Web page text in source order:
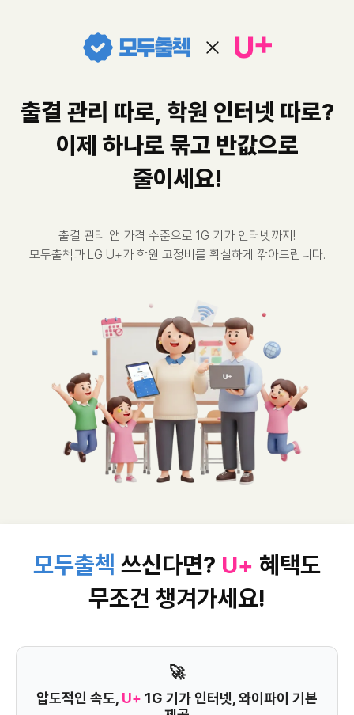
출결 관리 따로, 학원 인터넷 따로?
이제 하나로 묶고 반값으로
줄이세요!
출결 관리 앱 가격 수준으로 1G 기가 인터넷까지!
모두출첵과 LG U+가 학원 고정비를 확실하게 깎아드립니다.
모두출첵 쓰신다면? U+ 혜택도
무조건 챙겨가세요!
🚀
압도적인 속도, U+ 1G 기가 인터넷, 와이파이 기본